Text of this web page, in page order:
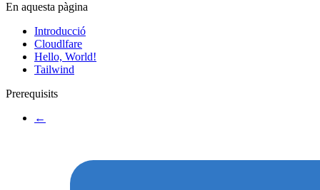
En aquesta pàgina
Introducció
Cloudlfare
Hello, World!
Tailwind
Prerequisits
←